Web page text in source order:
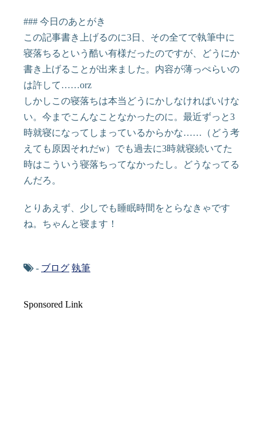
### 今日のあとがき
この記事書き上げるのに3日、その全てで執筆中に
寝落ちるという酷い有様だったのですが、どうにか
書き上げることが出来ました。内容が薄っぺらいの
は許して……orz
しかしこの寝落ちは本当どうにかしなければいけな
い。今までこんなことなかったのに。最近ずっと3
時就寝になってしまっているからかな……（どう考
えても原因それだw）でも過去に3時就寝続いてた
時はこういう寝落ちってなかったし。どうなってる
んだろ。
とりあえず、少しでも睡眠時間をとらなきゃです
ね。ちゃんと寝ます！
- ブログ 執筆
Sponsored Link